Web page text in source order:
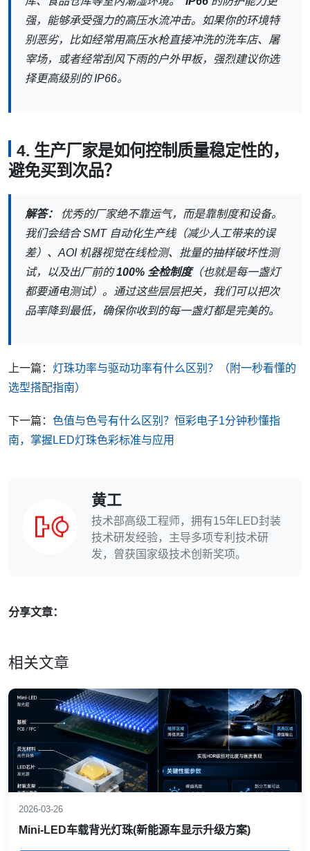
强，能够承受强力的高压水流冲击。如果你的环境特
别恶劣，比如经常用高压水枪直接冲洗的洗车店、屠
宰场，或者经常刮风下雨的户外甲板，强烈建议你选
择更高级别的 IP66。
4. 生产厂家是如何控制质量稳定性的，
避免买到次品？
解答：
优秀的厂家绝不靠运气，而是靠制度和设备。
我们会结合 SMT 自动化生产线（减少人工带来的误
差）、AOI 机器视觉在线检测、批量的抽样破坏性测
试，以及出厂前的100% 全检制度（也就是每一盏灯
都要通电测试）。通过这些层层把关，我们可以把次
品率降到最低，确保你收到的每一盏灯都是完美的。
上一篇： 灯珠功率与驱动功率有什么区别？（附一秒看懂的
选型搭配指南）
下一篇： 色值与色号有什么区别？恒彩电子1分钟秒懂指
南，掌握LED灯珠色彩标准与应用
黄工
技术部高级工程师，拥有15年LED封装
技术研发经验，主导多项专利技术研
发，曾获国家级技术创新奖项。
分享文章：
相关文章
2026-03-26
Mini‑LED车载背光灯珠(新能源车显示升级方案)